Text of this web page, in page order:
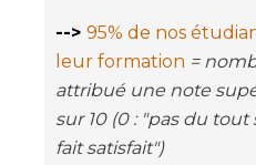
--> 95% de nos
leur formation =
attribué une note
sur 10 (0 : "pas du tout
fait satisfait")